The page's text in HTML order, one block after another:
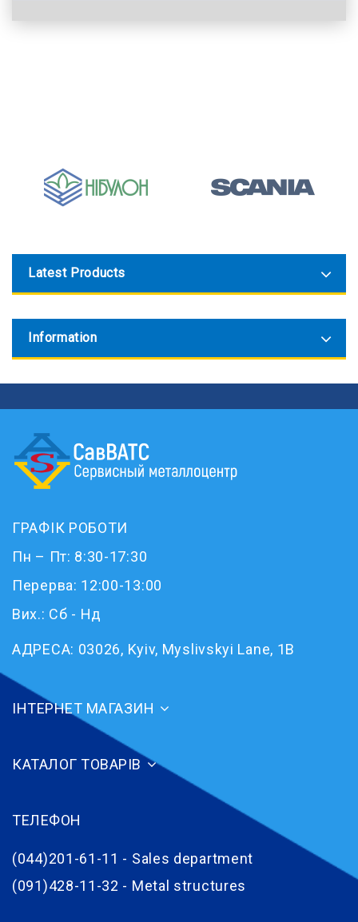
Latest Products
Information
ГРАФІК РОБОТИ
Пн – Пт: 8:30-17:30
Перерва: 12:00-13:00
Вих.: Сб - Нд
АДРЕСА: 03026, Kyiv, Myslivskyi Lane, 1B
ІНТЕРНЕТ МАГАЗИН
КАТАЛОГ ТОВАРІВ
ТЕЛЕФОН
(044)201-61-11 - Sales department
(091)428-11-32 - Metal structures